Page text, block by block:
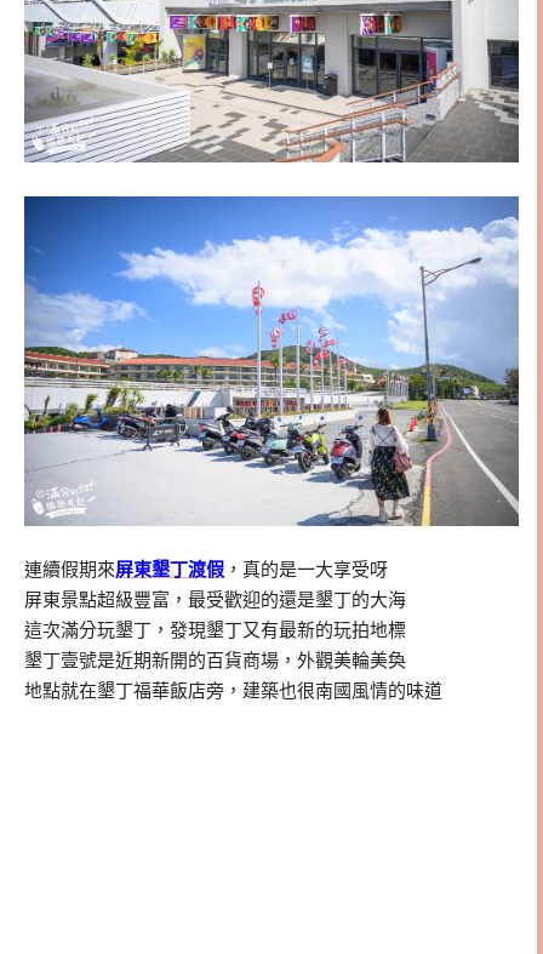
連續假期來屏東墾丁渡假 ，真的是一大享受呀
屏東景點超級豐富，最受歡迎的還是墾丁的大海
這次滿分玩墾丁，發現墾丁又有最新的玩拍地標
墾丁壹號是近期新開的百貨商場，外觀美輪美奐
地點就在墾丁福華飯店旁，建築也很南國風情的味道